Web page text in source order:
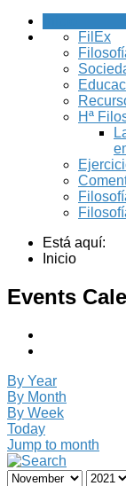
FilEx
Hª
Está aquí:
Inicio
Events
By Year
By Month
By Week
Today
Jump to month